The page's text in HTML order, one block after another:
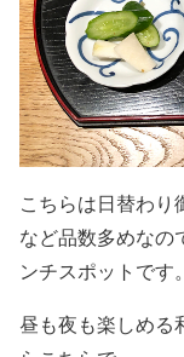
こちらは日替わり
など品数多めなの
ンチスポットです。
昼も夜も楽しめる